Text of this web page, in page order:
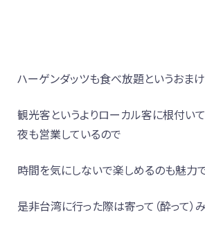
ハーゲンダッツも食べ放題というおまけ
観光客というよりローカル客に根付い
夜も営業しているので
時間を気にしないで楽しめるのも魅力で
是非台湾に行った際は寄って（酔って）